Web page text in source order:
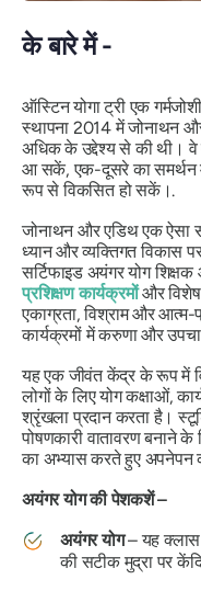
के बारे में -
ऑस्टिन योगा ट्री एक
स्थापना 2014 में जोनाथन
अधिक के उद्देश्य से की थी।
आ सकें, एक-दूसरे का समर्थन
रूप से विकसित हो सकें।.
जोनाथन और एडिथ एक ऐसा
ध्यान और व्यक्तिगत विकास
सर्टिफाइड अयंगर योग
प्रशिक्षण कार्यक्रमोंऔर विशेष
एकाग्रता, विश्राम और
कार्यक्रमों में करुणा और
यह एक जीवंत केंद्र के रूप में
लोगों के लिए योग कक्षाओं,
श्रृंखला प्रदान करता है।
पोषणकारी वातावरण बनाने के
का अभ्यास करते हुए
अयंगर योग की पेशकशें –
अयंगर योग– यह क्लास
की सटीक मुद्रा पर